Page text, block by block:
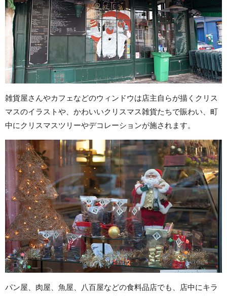
雑貨屋さんやカフェなどのウィンドウは店主自らが描くクリス
マスのイラストや、かわいいクリスマス雑貨たちで賑わい、町
中にクリスマスツリーやデコレーションが施されます。
パン屋、肉屋、魚屋、八百屋などの食料品店でも、店中にキラ